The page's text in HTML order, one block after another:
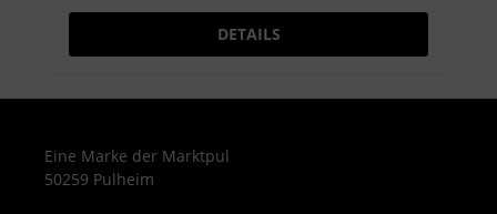
in medizinischen und pflegerischen
handlich, nachfüllbar und perfekt für den
Inhalt: 500 ml Flasche Alkoholische
Desinfektionslösung für Hände und Haut
DETAILS
Eine Marke der Marktpul
50259 Pulheim